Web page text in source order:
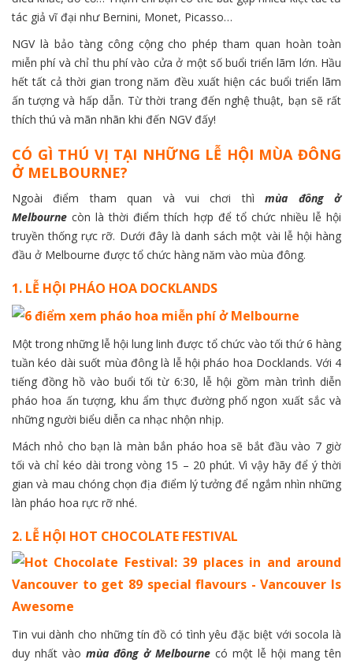
tác giả vĩ đại như Bernini, Monet, Picasso…
NGV là bảo tàng công cộng cho phép tham quan hoàn toàn
miễn phí và chỉ thu phí vào cửa ở một số buổi triển lãm lớn. Hầu
hết tất cả thời gian trong năm đều xuất hiện các buổi triển lãm
ấn tượng và hấp dẫn. Từ thời trang đến nghệ thuật, bạn sẽ rất
thích thú và mãn nhãn khi đến NGV đấy!
CÓ GÌ THÚ VỊ TẠI NHỮNG LỄ HỘI MÙA ĐÔNG
Ở MELBOURNE?
Ngoài điểm tham quan và vui chơi thìmùa đông ở
Melbourne còn là thời điểm thích hợp để tổ chức nhiều lễ hội
truyền thống rực rỡ. Dưới đây là danh sách một vài lễ hội hàng
đầu ở Melbourne được tổ chức hàng năm vào mùa đông.
1. LỄ HỘI PHÁO HOA DOCKLANDS
Một trong những lễ hội lung linh được tổ chức vào tối thứ 6 hàng
tuần kéo dài suốt mùa đông là lễ hội pháo hoa Docklands. Với 4
tiếng đồng hồ vào buổi tối từ 6:30, lễ hội gồm màn trình diễn
pháo hoa ấn tượng, khu ẩm thực đường phố ngon xuất sắc và
những người biểu diễn ca nhạc nhộn nhịp.
Mách nhỏ cho bạn là màn bắn pháo hoa sẽ bắt đầu vào 7 giờ
tối và chỉ kéo dài trong vòng 15 – 20 phút. Vì vậy hãy để ý thời
gian và mau chóng chọn địa điểm lý tưởng để ngắm nhìn những
làn pháo hoa rực rỡ nhé.
2. LỄ HỘI HOT CHOCOLATE FESTIVAL
Tin vui dành cho những tín đồ có tình yêu đặc biệt với socola là
duy nhất vào mùa đông ở Melbourne có một lễ hội mang tên